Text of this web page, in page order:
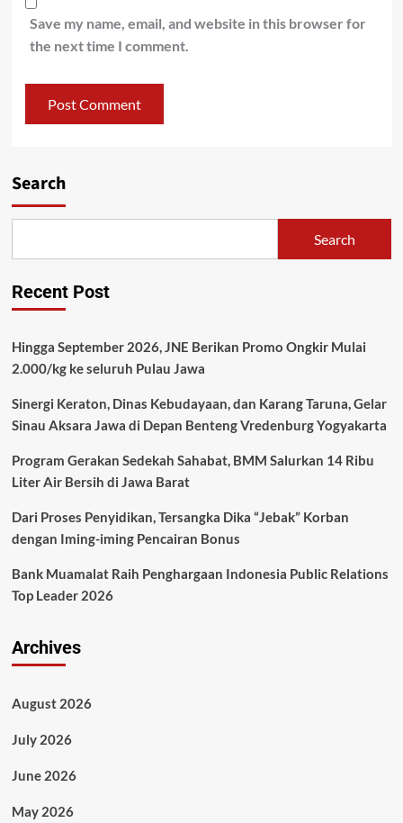
Save my name, email, and website in this browser for
the next time I comment.
Search
Search
Recent Post
Hingga September 2026, JNE Berikan Promo Ongkir Mulai
2.000/kg ke seluruh Pulau Jawa
Sinergi Keraton, Dinas Kebudayaan, dan Karang Taruna, Gelar
Sinau Aksara Jawa di Depan Benteng Vredenburg Yogyakarta
Program Gerakan Sedekah Sahabat, BMM Salurkan 14 Ribu
Liter Air Bersih di Jawa Barat
Dari Proses Penyidikan, Tersangka Dika “Jebak” Korban
dengan Iming-iming Pencairan Bonus
Bank Muamalat Raih Penghargaan Indonesia Public Relations
Top Leader 2026
Archives
August 2026
July 2026
June 2026
May 2026